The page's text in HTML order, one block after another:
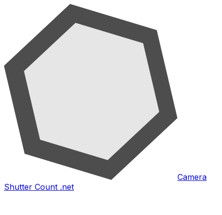
Camera
Shutter Count .net